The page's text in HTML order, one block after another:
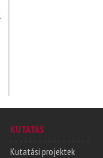
KUTATÁS
Kutatási projektek